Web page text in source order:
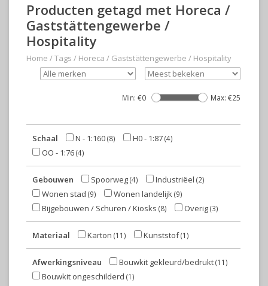
Producten getagd met Horeca /
Gaststättengewerbe /
Hospitality
Home /Tags / Horeca / Gaststättengewerbe / Hospitality
Min: €0 Max: €25
Schaal N - 1:160(8) H0 - 1:87(4)
OO - 1:76(4)
Gebouwen Spoorweg(4) Industriëel (2)
Wonen stad (9) Wonen landelijk(9)
Bijgebouwen / Schuren / Kiosks (8) Overig(3)
Materiaal Karton (11) Kunststof(1)
Afwerkingsniveau Bouwkit gekleurd/bedrukt(11)
Bouwkit ongeschilderd (1)